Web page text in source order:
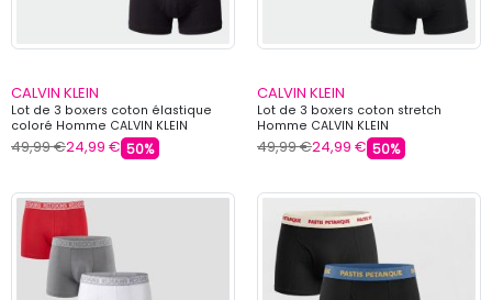
CALVIN KLEIN
Lot de 3 boxers coton élastique
coloré Homme CALVIN KLEIN
49,99 €24,99 € 50%
CALVIN KLEIN
Lot de 3 boxers coton stretch
Homme CALVIN KLEIN
49,99 €24,99 € 50%